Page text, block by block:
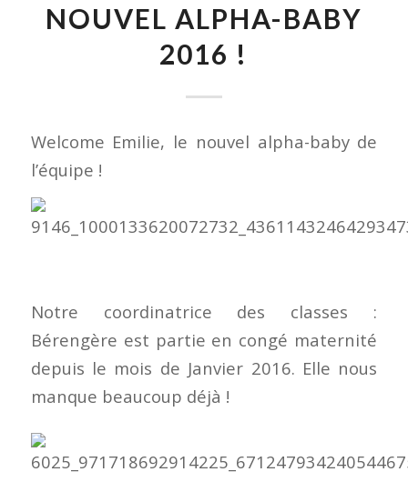
NOUVEL ALPHA-BABY
2016 !
Welcome Emilie, le nouvel alpha-baby de
l’équipe !
Notre coordinatrice des classes :
Bérengère est partie en congé maternité
depuis le mois de Janvier 2016. Elle nous
manque beaucoup déjà !